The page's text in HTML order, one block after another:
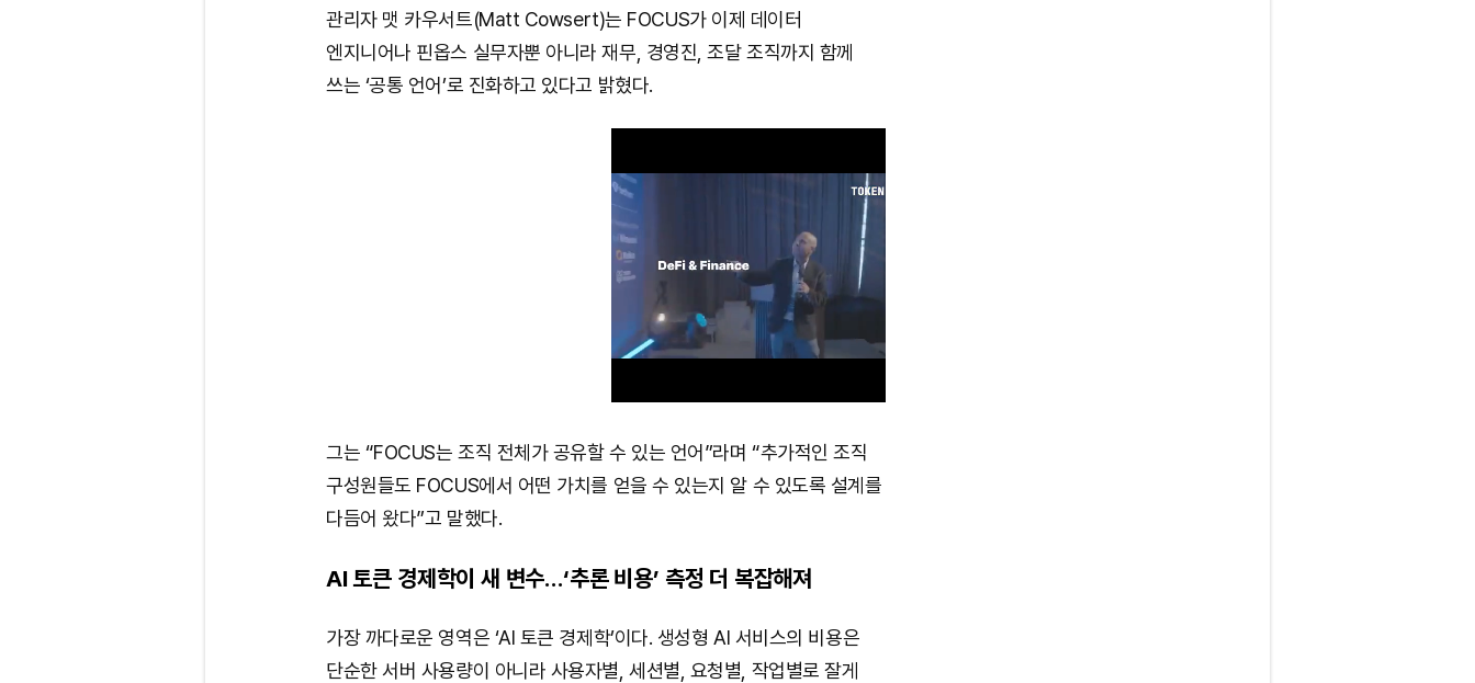
관리자 맷 카우서트(Matt Cowsert)는 FOCUS가 이제 데이터
엔지니어나 핀옵스 실무자뿐 아니라 재무, 경영진, 조달 조직까지 함께
쓰는 ‘공통 언어’로 진화하고 있다고 밝혔다.
M
그는 “FOCUS는 조직 전체가 공유할 수 있는 언어”라며 “추가적인 조직
구성원들도 FOCUS에서 어떤 가치를 얻을 수 있는지 알 수 있도록 설계를
다듬어 왔다”고 말했다.
AI 토큰 경제학이 새 변수…‘추론 비용’ 측정 더 복잡해져
가장 까다로운 영역은 ‘AI 토큰 경제학’이다. 생성형 AI 서비스의 비용은
단순한 서버 사용량이 아니라 사용자별, 세션별, 요청별, 작업별로 잘게